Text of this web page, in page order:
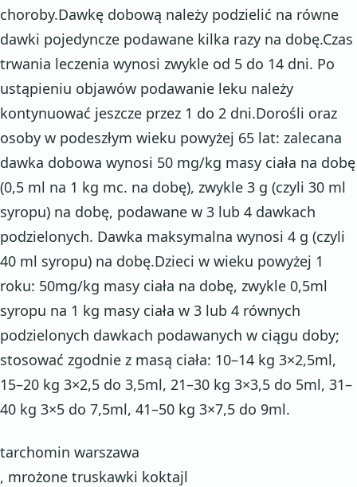
choroby.Dawkę dobową należy podzielić na równe
dawki pojedyncze podawane kilka razy na dobę.Czas
trwania leczenia wynosi zwykle od 5 do 14 dni. Po
ustąpieniu objawów podawanie leku należy
kontynuować jeszcze przez 1 do 2 dni.Dorośli oraz
osoby w podeszłym wieku powyżej 65 lat: zalecana
dawka dobowa wynosi 50 mg/kg masy ciała na dobę
(0,5 ml na 1 kg mc. na dobę), zwykle 3 g (czyli 30 ml
syropu) na dobę, podawane w 3 lub 4 dawkach
podzielonych. Dawka maksymalna wynosi 4 g (czyli
40 ml syropu) na dobę.Dzieci w wieku powyżej 1
roku: 50mg/kg masy ciała na dobę, zwykle 0,5ml
syropu na 1 kg masy ciała w 3 lub 4 równych
podzielonych dawkach podawanych w ciągu doby;
stosować zgodnie z masą ciała: 10–14 kg 3×2,5ml,
15–20 kg 3×2,5 do 3,5ml, 21–30 kg 3×3,5 do 5ml, 31–
40 kg 3×5 do 7,5ml, 41–50 kg 3×7,5 do 9ml.
tarchomin warszawa
, mrożone truskawki koktajl